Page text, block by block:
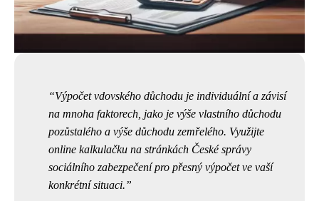
Výpočet vdovského důchodu je individuální a závisí
na mnoha faktorech, jako je výše vlastního důchodu
pozůstalého a výše důchodu zemřelého. Využijte
online kalkulačku na stránkách České správy
sociálního zabezpečení pro přesný výpočet ve vaší
konkrétní situaci.